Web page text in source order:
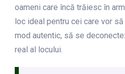
oameni care încă trăiesc în
loc ideal pentru cei care vor
mod autentic, să se
real al locului.